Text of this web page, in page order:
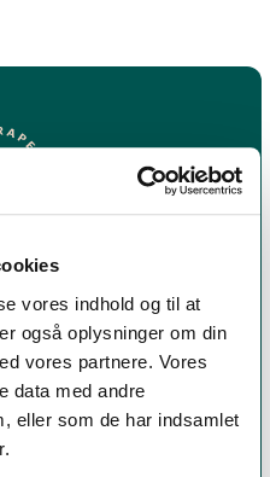
vores indhold og til at
også oplysninger om din
vores partnere. Vores
data med andre
eller som de har indsamlet
vores medlemmer skal
om uddannelse og
sig psykoterapeut